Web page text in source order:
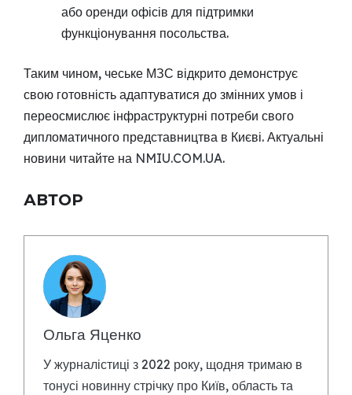
або оренди офісів для підтримки
функціонування посольства.
Таким чином, чеське МЗС відкрито демонструє
свою готовність адаптуватися до змінних умов і
переосмислює інфраструктурні потреби свого
дипломатичного представництва в Києві. Актуальні
новини читайте на NMIU.COM.UA.
АВТОР
Ольга Яценко
У журналістиці з 2022 року, щодня тримаю в
тонусі новинну стрічку про Київ, область та